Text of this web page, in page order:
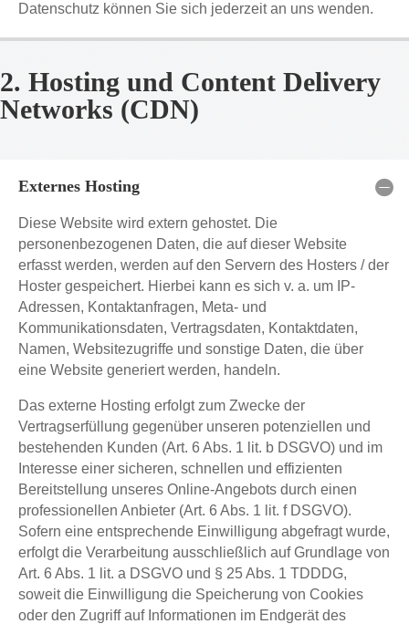
Datenschutz können Sie sich jederzeit an uns wenden.
2. Hosting und Content Delivery
Networks (CDN)
Externes Hosting
Diese Website wird extern gehostet. Die
personenbezogenen Daten, die auf dieser Website
erfasst werden, werden auf den Servern des Hosters / der
Hoster gespeichert. Hierbei kann es sich v. a. um IP-
Adressen, Kontaktanfragen, Meta- und
Kommunikationsdaten, Vertragsdaten, Kontaktdaten,
Namen, Websitezugriffe und sonstige Daten, die über
eine Website generiert werden, handeln.
Das externe Hosting erfolgt zum Zwecke der
Vertragserfüllung gegenüber unseren potenziellen und
bestehenden Kunden (Art. 6 Abs. 1 lit. b DSGVO) und im
Interesse einer sicheren, schnellen und effizienten
Bereitstellung unseres Online-Angebots durch einen
professionellen Anbieter (Art. 6 Abs. 1 lit. f DSGVO).
Sofern eine entsprechende Einwilligung abgefragt wurde,
erfolgt die Verarbeitung ausschließlich auf Grundlage von
Art. 6 Abs. 1 lit. a DSGVO und § 25 Abs. 1 TDDDG,
soweit die Einwilligung die Speicherung von Cookies
oder den Zugriff auf Informationen im Endgerät des